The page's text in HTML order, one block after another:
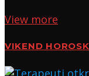
View more
VIKEND